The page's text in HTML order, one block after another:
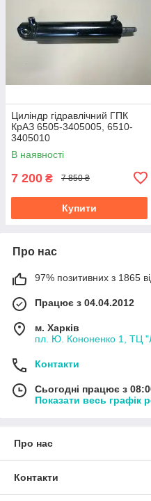
Циліндр гідравлічний ГПК
КрАЗ 6505-3405005, 6510-
3405010
В наявності
7 200 ₴ 7 850 ₴
Купити
Про нас
97% позитивних з 1865
Працює з 04.04.2012
м. Харків
пл. Ю. Кононенко 1, ТЦ
Контакти
Сьогодні працює з
Показати весь графік
Про нас
Контакти